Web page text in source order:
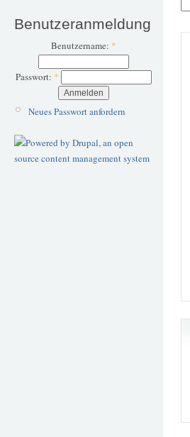
Benutzeranmeldung
Benutzername: *
Passwort: *
Neues Passwort anfordern